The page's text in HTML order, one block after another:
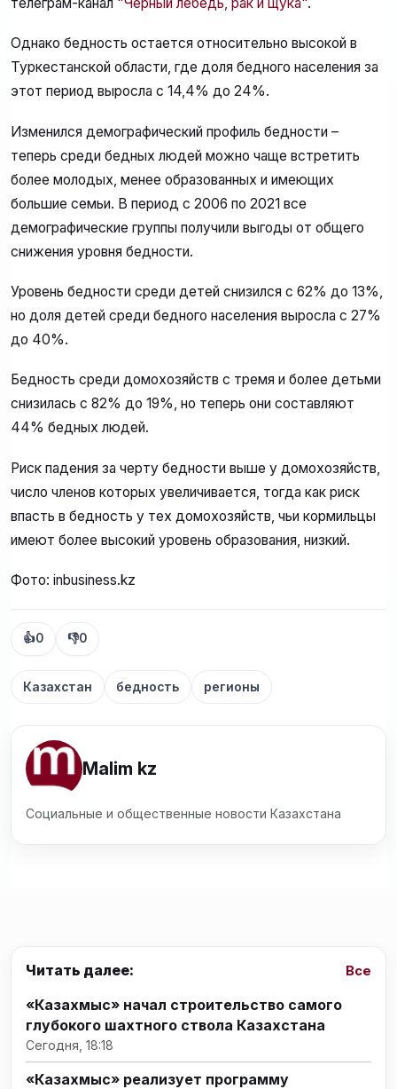
Однако бедность остается относительно высокой в
Туркестанской области, где доля бедного населения за
этот период выросла с 14,4% до 24%.
Изменился демографический профиль бедности –
теперь среди бедных людей можно чаще встретить
более молодых, менее образованных и имеющих
большие семьи. В период с 2006 по 2021 все
демографические группы получили выгоды от общего
снижения уровня бедности.
Уровень бедности среди детей снизился с 62% до 13%,
но доля детей среди бедного населения выросла с 27%
до 40%.
Бедность среди домохозяйств с тремя и более детьми
снизилась с 82% до 19%, но теперь они составляют
44% бедных людей.
Риск падения за черту бедности выше у домохозяйств,
число членов которых увеличивается, тогда как риск
впасть в бедность у тех домохозяйств, чьи кормильцы
имеют более высокий уровень образования, низкий.
Фото: inbusiness.kz
👍0 👎0
Казахстан бедность регионы
Malim kz
Социальные и общественные новости Казахстана
Читать далее: Все
«Казахмыс» начал строительство самого
глубокого шахтного ствола Казахстана
Сегодня, 18:18
«Казахмыс» реализует программу